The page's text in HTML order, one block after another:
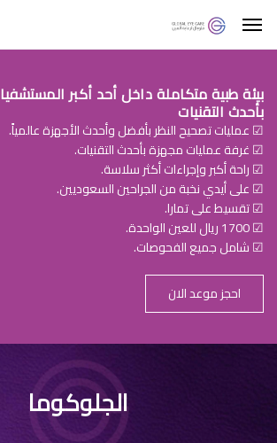
بيئة طبية متكاملة داخل أحد أكبر
بأحدث التقنيات
☑ عمليات تصحيح النظر بأفضل وأحدث الأجهزة عالمياً.
☑ غرفة عمليات مجهزة بأحدث التقنيات.
☑ راحة أكبر وإجراءات أكثر سلاسة.
☑ على أيدي نخبة من الجراحين السعوديين.
☑ تقسيط على تمارا.
☑ 1700 ريال للعين الواحدة.
☑ شامل جميع الفحوصات.
احجز موعد الان
ماء زرقاء في العين
الجلوكوما